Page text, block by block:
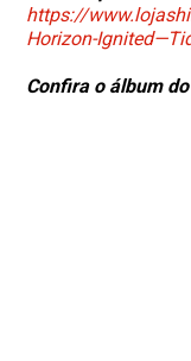
https://
Horizon-
Confira o álbum